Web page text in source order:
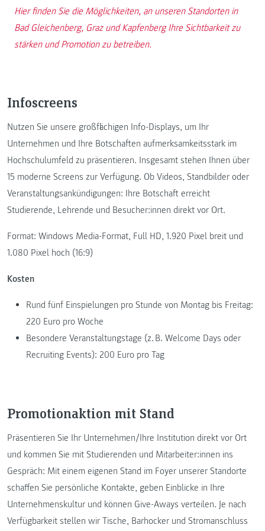
Hier finden Sie die Möglichkeiten, an unseren Standorten in
Bad Gleichenberg, Graz und Kapfenberg Ihre Sichtbarkeit zu
stärken und Promotion zu betreiben.
Infoscreens
Nutzen Sie unsere großflächigen Info-Displays, um Ihr
Unternehmen und Ihre Botschaften aufmerksamkeitsstark im
Hochschulumfeld zu präsentieren. Insgesamt stehen Ihnen über
15 moderne Screens zur Verfügung. Ob Videos, Standbilder oder
Veranstaltungsankündigungen: Ihre Botschaft erreicht
Studierende, Lehrende und Besucher:innen direkt vor Ort.
Format: Windows Media-Format, Full HD, 1.920 Pixel breit und
1.080 Pixel hoch (16:9)
Kosten
Rund fünf Einspielungen pro Stunde von Montag bis Freitag:
220 Euro pro Woche
Besondere Veranstaltungstage (z. B. Welcome Days oder
Recruiting Events): 200 Euro pro Tag
Promotionaktion mit Stand
Präsentieren Sie Ihr Unternehmen/Ihre Institution direkt vor Ort
und kommen Sie mit Studierenden und Mitarbeiter:innen ins
Gespräch: Mit einem eigenen Stand im Foyer unserer Standorte
schaffen Sie persönliche Kontakte, geben Einblicke in Ihre
Unternehmenskultur und können Give-Aways verteilen. Je nach
Verfügbarkeit stellen wir Tische, Barhocker und Stromanschluss